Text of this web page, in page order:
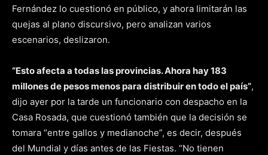
Fernández lo cuestionó en público, y ahora limitarán las
quejas al plano discursivo, pero analizan varios
escenarios, deslizaron.
“Esto afecta a todas las provincias. Ahora hay 183
millones de pesos menos para distribuir en todo el país”,
dijo ayer por la tarde un funcionario con despacho en la
Casa Rosada, que cuestionó también que la decisión se
tomara “entre gallos y medianoche”, es decir, después
del Mundial y días antes de las Fiestas. “No tienen